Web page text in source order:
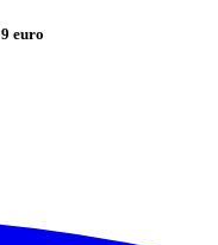
euro